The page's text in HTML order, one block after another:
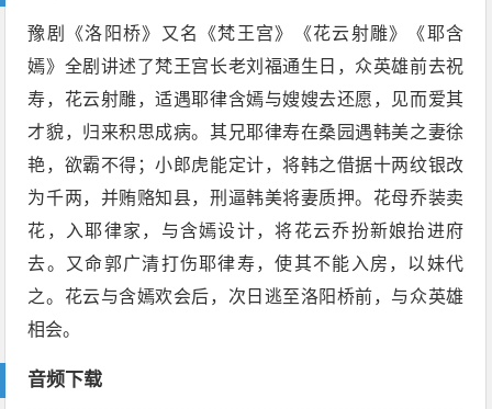
豫剧《洛阳桥》又名《梵王宫》《花云射雕》《耶含
嫣》全剧讲述了梵王宫长老刘福通生日，众英雄前去祝
寿，花云射雕，适遇耶律含嫣与嫂嫂去还愿，见而爱其
才貌，归来积思成病。其兄耶律寿在桑园遇韩美之妻徐
艳，欲霸不得；小郎虎能定计，将韩之借据十两纹银改
为千两，并贿赂知县，刑逼韩美将妻质押。花母乔装卖
花，入耶律家，与含嫣设计，将花云乔扮新娘抬进府
去。又命郭广清打伤耶律寿，使其不能入房，以妹代
之。花云与含嫣欢会后，次日逃至洛阳桥前，与众英雄
相会。
音频下载